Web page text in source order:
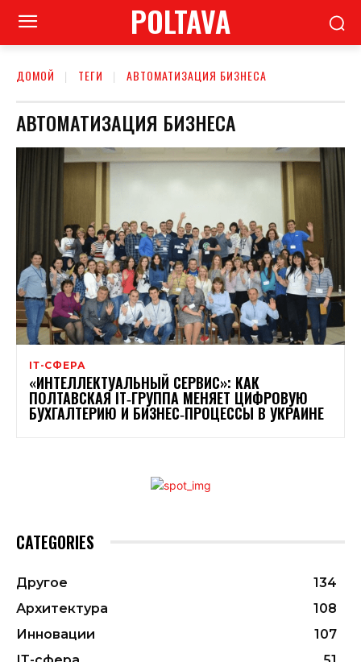
POLTAVA
ДОМОЙ ТЕГИ АВТОМАТИЗАЦИЯ БИЗНЕСА
АВТОМАТИЗАЦИЯ БИЗНЕСА
ІТ-СФЕРА
«ИНТЕЛЛЕКТУАЛЬНЫЙ СЕРВИС»: КАК
ПОЛТАВСКАЯ IT‑ГРУППА МЕНЯЕТ ЦИФРОВУЮ
БУХГАЛТЕРИЮ И БИЗНЕС‑ПРОЦЕССЫ В УКРАИНЕ
CATEGORIES
Другое
134
Архитектура
108
Инновации
107